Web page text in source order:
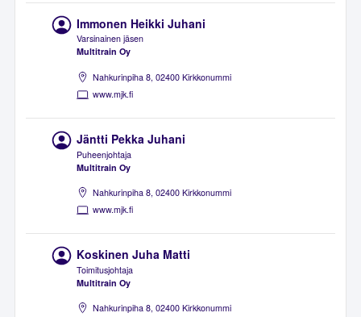
Immonen Heikki Juhani
Varsinainen jäsen
Multitrain Oy
Nahkurinpiha 8, 02400 Kirkkonummi
www.mjk.fi
Jäntti Pekka Juhani
Puheenjohtaja
Multitrain Oy
Nahkurinpiha 8, 02400 Kirkkonummi
www.mjk.fi
Koskinen Juha Matti
Toimitusjohtaja
Multitrain Oy
Nahkurinpiha 8, 02400 Kirkkonummi